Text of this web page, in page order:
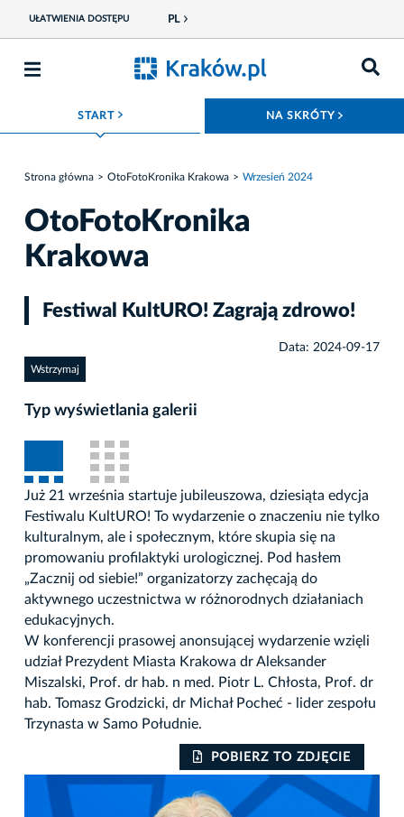
UŁATWIENIA DOSTĘPU PL
START ROZWIŃ MENU NA SKRÓTY
Strona główna OtoFotoKronika Krakowa Wrzesień 2024
OtoFotoKronika
Krakowa
Festiwal KultURO! Zagrają zdrowo!
Data: 2024-09-17
Wstrzymaj
Typ wyświetlania galerii
Już 21 września startuje jubileuszowa, dziesiąta edycja
Festiwalu KultURO! To wydarzenie o znaczeniu nie tylko
kulturalnym, ale i społecznym, które skupia się na
promowaniu profilaktyki urologicznej. Pod hasłem
„Zacznij od siebie!” organizatorzy zachęcają do
aktywnego uczestnictwa w różnorodnych działaniach
edukacyjnych.
W konferencji prasowej anonsującej wydarzenie wzięli
udział Prezydent Miasta Krakowa dr Aleksander
Miszalski, Prof. dr hab. n med. Piotr L. Chłosta, Prof. dr
hab. Tomasz Grodzicki, dr Michał Pocheć - lider zespołu
Trzynasta w Samo Południe.
POBIERZ TO ZDJĘCIE